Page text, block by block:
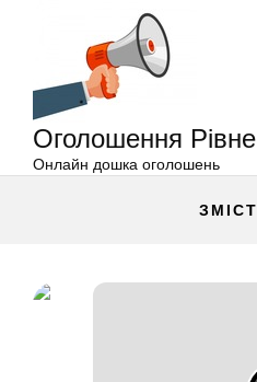
Оголошення Рівне
Онлайн дошка оголошень
ЗМІСТ